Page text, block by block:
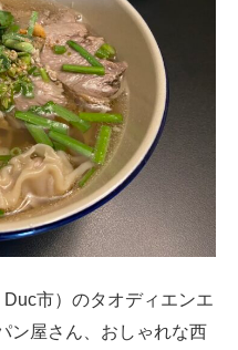
市）のタオディエンエ
ン屋さん、おしゃれな西